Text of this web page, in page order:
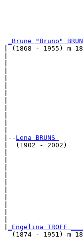
_Brune "Bruno"
| (1868 - 1955) m
|-- Lena BRUNS
|  (1902 - 2002)
|
|
|
_Engelina TROFF
(1874 - 1951) m